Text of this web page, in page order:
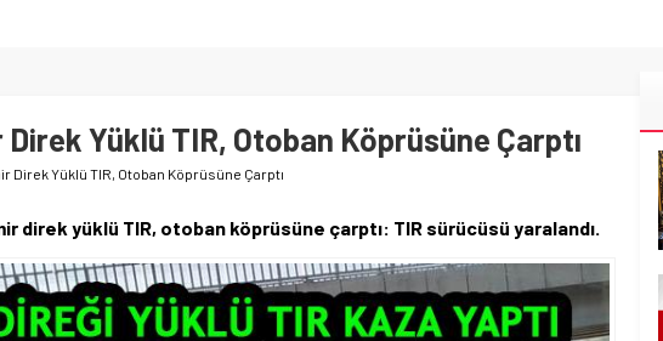
Direk Yüklü TIR, Otoban Köprüsüne Çarptı
Direk Yüklü TIR, Otoban Köprüsüne Çarptı
direk yüklü TIR, otoban köprüsüne çarptı: TIR sürücüsü yaralandı.